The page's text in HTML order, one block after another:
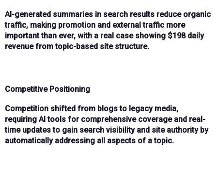
AI-generated summaries in search results reduce organic
traffic, making promotion and external traffic more
important than ever, with a real case showing $198 daily
revenuefrom topic-based site structure.
Competitive Positioning
Competition shifted from blogs to legacy media,
requiring AI tools for comprehensive coverage and real-
time updates to gain search visibilityand site authorityby
automatically addressing all aspects of a topic.